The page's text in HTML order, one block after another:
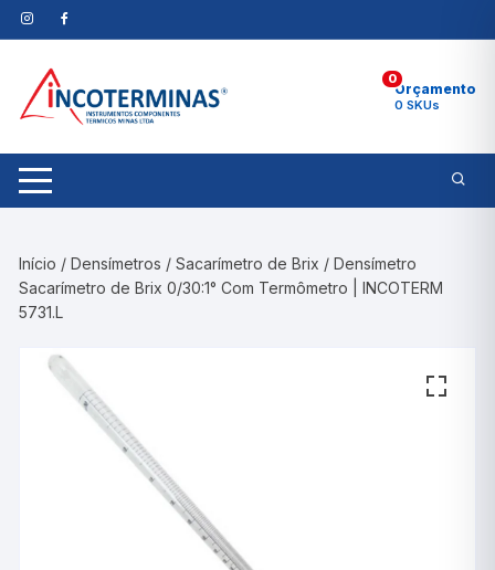
Pular
para
conteúdo
0
Orçamento
0 SKUs
Início /Densímetros /Sacarímetro de Brix / Densímetro
Sacarímetro de Brix 0/30:1° Com Termômetro | INCOTERM
5731.L